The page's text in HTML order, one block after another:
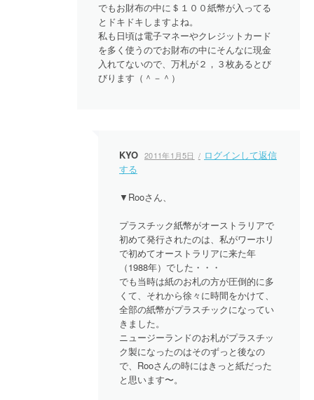
でもお財布の中に＄１００紙幣が入ってる
とドキドキしますよね。
私も日頃は電子マネーやクレジットカード
を多く使うのでお財布の中にそんなに現金
入れてないので、万札が２，３枚あるとび
びります（＾－＾）
KYO 2011年1月5日
ログインして返信
する
▼Rooさん、
プラスチック紙幣がオーストラリアで
初めて発行されたのは、私がワーホリ
で初めてオーストラリアに来た年
（1988年）でした・・・
でも当時は紙のお札の方が圧倒的に多
くて、それから徐々に時間をかけて、
全部の紙幣がプラスチックになってい
きました。
ニュージーランドのお札がプラスチッ
ク製になったのはそのずっと後なの
で、Rooさんの時にはきっと紙だった
と思います〜。